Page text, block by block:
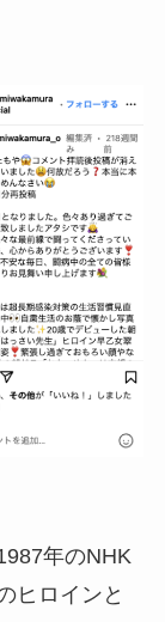
年のNHK
ヒロインと